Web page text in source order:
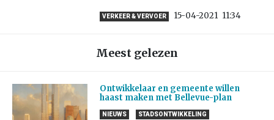
VERKEER & VERVOER 15-04-2021 11:34
Meest gelezen
Ontwikkelaar en gemeente willen
haast maken met Bellevue-plan
NIEUWS STADSONTWIKKELING